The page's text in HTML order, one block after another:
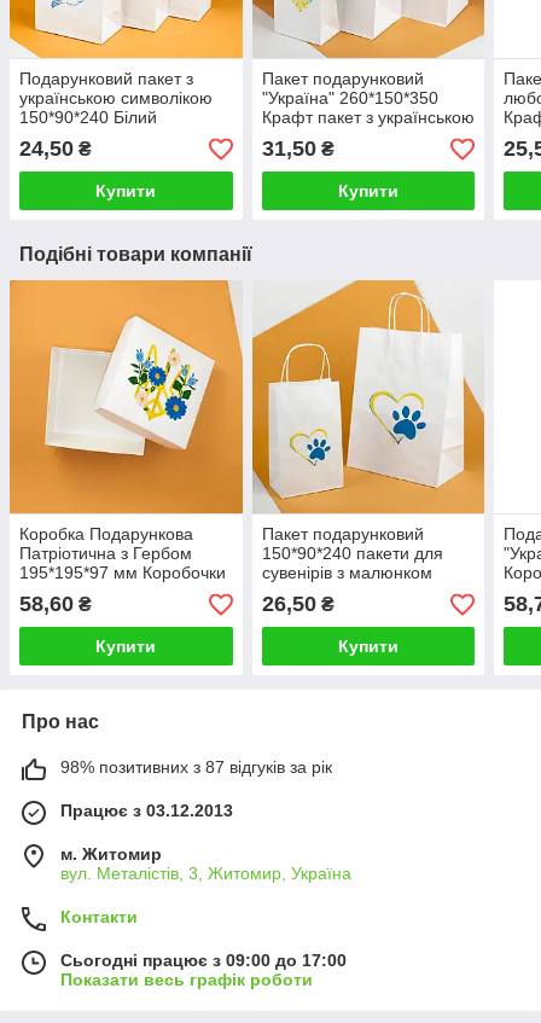
Подарунковий пакет з
українською символікою
150*90*240 Білий
святковий Пакет "Голуб"
Пакет подарунковий
жіночий
24,50 ₴
Купити
Пакет подарунковий
"Україна" 260*150*350
Крафт пакет з українською
символікою Подарункові
пакети української
тематики
31,50₴
Купити
Подібні товари компанії
Коробка Подарункова
Патріотична з Гербом
195*195*97 мм Коробочки
58,60 ₴
Купити
Пакет подарунковий
150*90*240 пакети для
сувенірів з малюнком
для патріотичних сувенірів
26,50₴
Купити
Про нас
98% позитивних з 87 відгуків за рік
Працює з 03.12.2013
м. Житомир
вул. Металістів, 3, Житомир, Україна
Контакти
Сьогодні працює з 09:00 до 17:00
Показати весь графік роботи